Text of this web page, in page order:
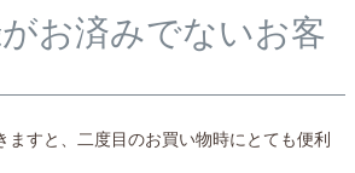
お済みでないお客
ますと、二度目のお買い物時にとても便利